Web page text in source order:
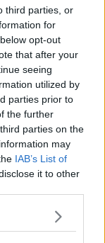
third parties, or
for
opt-out
that after your
seeing
utilized by
parties prior to
the further
parties on the
may
IAB’s List of
it to other